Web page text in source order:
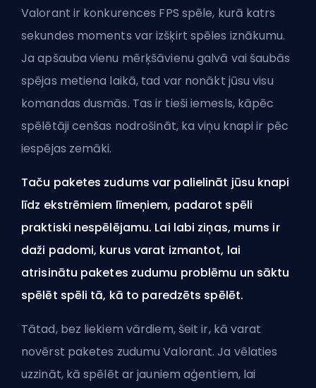
Valorant ir konkurences FPS spēle, kurā katrs
sekundes moments var izšķirt spēles iznākumu.
Ja apšauba vienu mērķšāvienu galvā vai šaubās
spējas metiena laikā, tad var nonākt jūsu visu
komandas dusmās. Tas ir tieši iemesls, kāpēc
spēlētāji cenšas nodrošināt, ka viņu knapi ir pēc
iespējas zemāki.
Taču paketes zudums var palielināt jūsu knapi
līdz ekstrēmiem līmeņiem, padarot spēli
praktiski nespēlējamu. Lai labi ziņas, mums ir
daži padomi, kurus varat izmantot, lai
atrisinātu paketes zudumu problēmu un sāktu
spēlēt spēli tā, kā to paredzēts spēlēt.
Tātad, bez liekiem vārdiem, šeit ir, kā varat
novērst paketes zudumu Valorant. Ja vēlaties
uzzināt, kā spēlēt ar jauniem aģentiem, lai